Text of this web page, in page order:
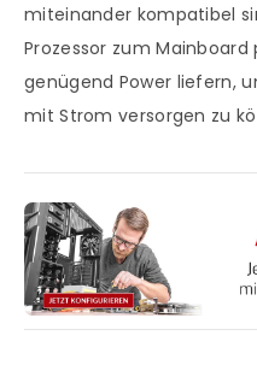
miteinander kompatibel
Prozessor zum
genügend Power liefern,
mit Strom versorgen zu